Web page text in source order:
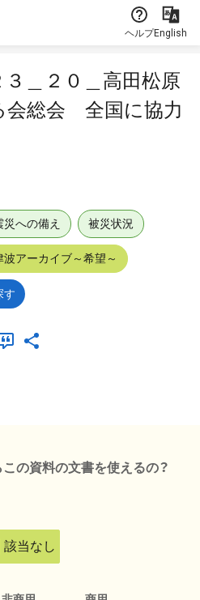
ヘルプEnglish
３＿２０＿高田松原
総会 全国に協力
災への備え 被災状況
アーカイブ～希望～
す
の資料の文書を使えるの？
該当なし